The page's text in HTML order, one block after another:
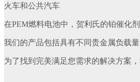
火车和公共汽车
在PEM燃料电池中，贺利氏的铂催化
我们的产品包括具有不同贵金属负载量
为了找到完美满足您需求的解决方案